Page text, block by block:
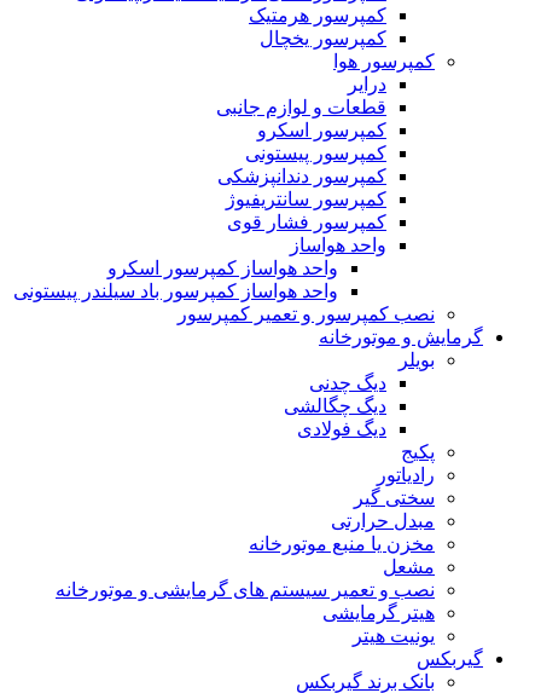
کمپرسور هرمتیک
کمپرسور یخچال
کمپرسور هوا
درایر
قطعات و لوازم جانبی
کمپرسور اسکرو
کمپرسور پیستونی
کمپرسور دندانپزشکی
کمپرسور سانتریفیوژ
کمپرسور فشار قوی
واحد هواساز
واحد هواساز کمپرسور اسکرو
واحد هواساز کمپرسور باد سیلندر پیستونی
نصب کمپرسور و تعمیر کمپرسور
گرمایش و موتورخانه
بویلر
دیگ چدنی
دیگ چگالشی
دیگ فولادی
پکیج
رادیاتور
سختی گیر
مبدل حرارتی
مخزن یا منبع موتورخانه
مشعل
نصب و تعمیر سیستم های گرمایشی و موتورخانه
هیتر گرمایشی
یونیت هیتر
گیربکس
بانک برند گیربکس